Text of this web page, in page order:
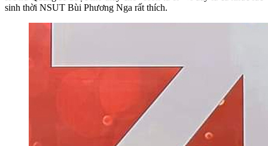
sinh thời NSUT Bùi Phương Nga rất thích.